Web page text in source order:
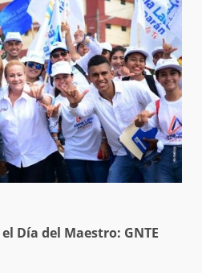
Día del Maestro: GNTE